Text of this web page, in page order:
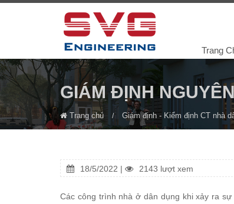
Trang
GIÁM ĐỊNH
Trang chủ Giám định - Kiểm định CT nhà
18/5/2022 | 2143 lượt xem
Các công trình nhà ở dân dụng khi xảy ra